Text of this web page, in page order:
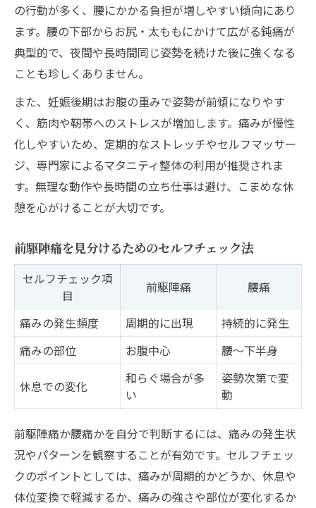
の行動が多く、腰にかかる負担が増しやすい傾向にあり
ます。腰の下部からお尻・太ももにかけて広がる鈍痛が
典型的で、夜間や長時間同じ姿勢を続けた後に強くなる
ことも珍しくありません。
また、妊娠後期はお腹の重みで姿勢が前傾になりやす
く、筋肉や靭帯へのストレスが増加します。痛みが慢性
化しやすいため、定期的なストレッチやセルフマッサー
ジ、専門家によるマタニティ整体の利用が推奨されま
す。無理な動作や長時間の立ち仕事は避け、こまめな休
憩を心がけることが大切です。
前駆陣痛を見分けるためのセルフチェック法
セルフチェック項
目
前駆陣痛 腰痛
痛みの発生頻度 周期的に出現
持続的に発生
痛みの部位
お腹中心 腰〜下半身
休息での変化
和らぐ場合が多
い
姿勢次第で変
動
前駆陣痛か腰痛かを自分で判断するには、痛みの発生状
況やパターンを観察することが有効です。セルフチェッ
クのポイントとしては、痛みが周期的かどうか、休息や
体位変換で軽減するか、痛みの強さや部位が変化するか